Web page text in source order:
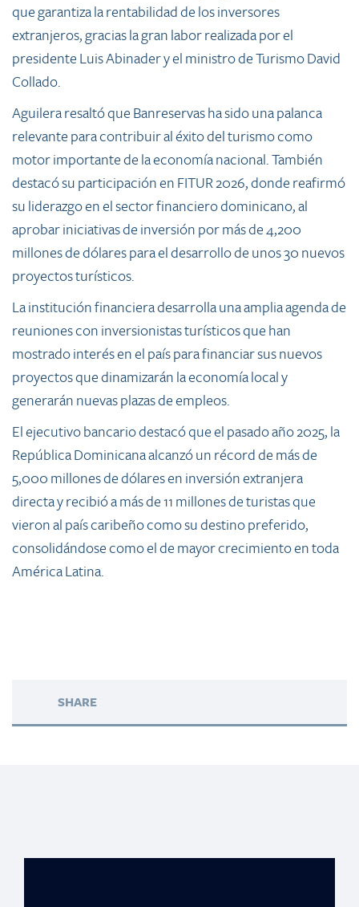
que garantiza la rentabilidad de los inversores
extranjeros, gracias la gran labor realizada por el
presidente Luis Abinader y el ministro de Turismo David
Collado.
Aguilera resaltó que Banreservas ha sido una palanca
relevante para contribuir al éxito del turismo como
motor importante de la economía nacional. También
destacó su participación en FITUR 2026, donde reafirmó
su liderazgo en el sector financiero dominicano, al
aprobar iniciativas de inversión por más de 4,200
millones de dólares para el desarrollo de unos 30 nuevos
proyectos turísticos.
La institución financiera desarrolla una amplia agenda de
reuniones con inversionistas turísticos que han
mostrado interés en el país para financiar sus nuevos
proyectos que dinamizarán la economía local y
generarán nuevas plazas de empleos.
El ejecutivo bancario destacó que el pasado año 2025, la
República Dominicana alcanzó un récord de más de
5,000 millones de dólares en inversión extranjera
directa y recibió a más de 11 millones de turistas que
vieron al país caribeño como su destino preferido,
consolidándose como el de mayor crecimiento en toda
América Latina.
SHARE